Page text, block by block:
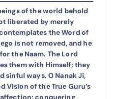
of the world behold
liberated by merely
the Word of
is not removed, and he
the Naam. The Lord
them with Himself; they
sinful ways. O Nanak Ji,
Vision of the True Guru’s
conquering